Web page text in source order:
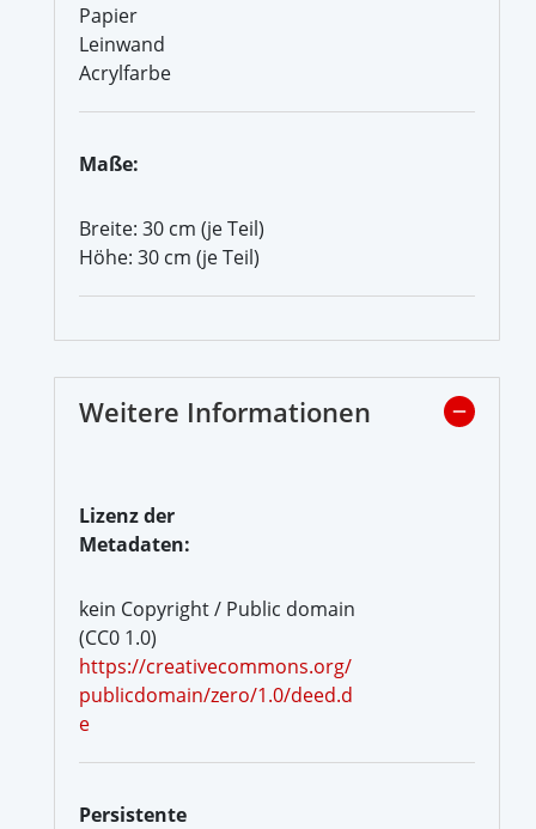
Papier
Leinwand
Acrylfarbe
Maße:
Breite: 30 cm (je Teil)
Höhe: 30 cm (je Teil)
Weitere Informationen
Lizenz der
Metadaten:
kein Copyright / Public domain
(CC0 1.0)
https://creativecommons.org/
publicdomain/zero/1.0/deed.d
e
Persistente